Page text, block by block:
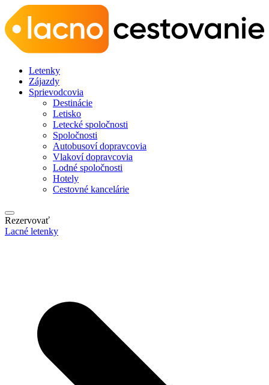
Letenky
Zájazdy
Sprievodcovia
Destinácie
Letisko
Letecké spoločnosti
Spoločnosti
Autobusoví dopravcovia
Vlakoví dopravcovia
Lodné spoločnosti
Hotely
Cestovné kancelárie
Rezervovať
Lacné letenky